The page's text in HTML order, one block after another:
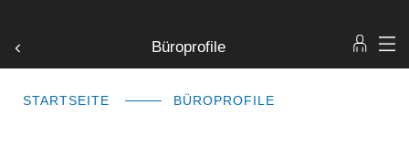
Büroprofile
STARTSEITE BÜROPROFILE